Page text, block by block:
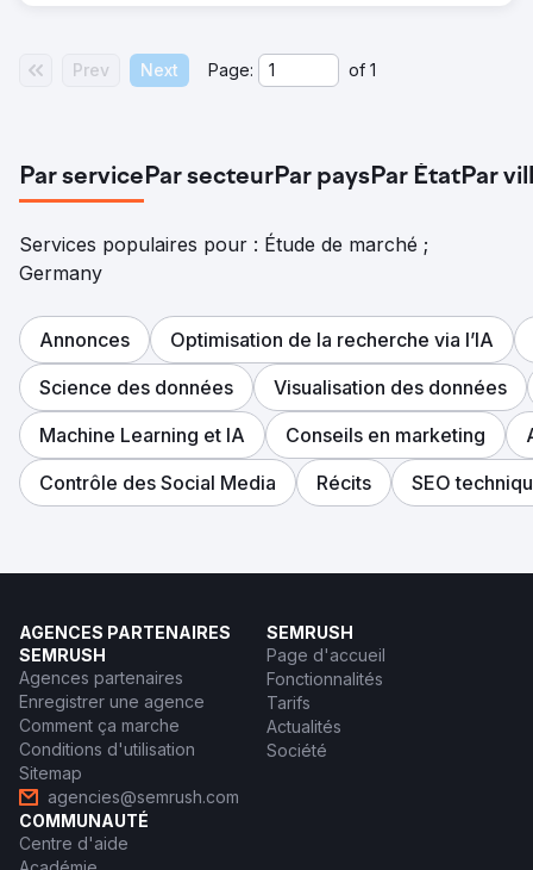
recette moyenne +800% de Roas Google Ads
Prev Next Page: of 1
Par servicePar secteurPar paysPar ÉtatPar
Services populaires pour : Étude de marché ;
Germany
Annonces
Optimisation de la recherche via l’IA
Science des données
Visualisation des données
Machine Learning et IA
Conseils en marketing
Contrôle des Social Media
Récits SEO
AGENCES PARTENAIRES
SEMRUSH
Agences partenaires
Enregistrer une agence
Comment ça marche
Conditions d'utilisation
Sitemap
agencies@semrush.com
SEMRUSH
Page d'accueil
Fonctionnalités
Tarifs
Actualités
Société
COMMUNAUTÉ
Centre d'aide